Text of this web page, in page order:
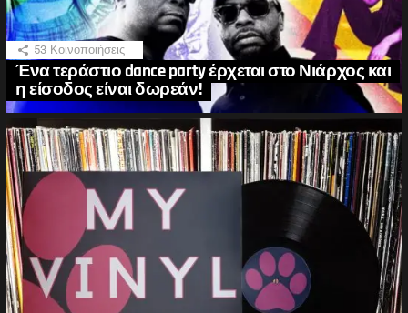
53 Κοινοποιήσεις
Ένα τεράστιο dance party έρχεται στο Νιάρχος και
η είσοδος είναι δωρεάν!